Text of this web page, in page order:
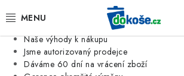
Jsme tradiční česká firma
Naše výhody k nákupu
Jsme autorizovaný prodejce
Dáváme 60 dní na vrácení zboží
KOŠE